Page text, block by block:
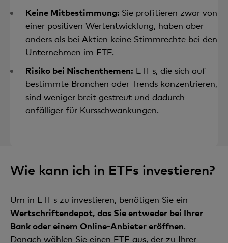
Keine Mitbestimmung: Sie profitieren zwar von
einer positiven Wertentwicklung, haben aber
anders als bei Aktien keine Stimmrechte bei den
Unternehmen im ETF.
Risiko bei Nischenthemen: ETFs, die sich auf
bestimmte Branchen oder Trends konzentrieren,
sind weniger breit gestreut und dadurch
anfälliger für Kursschwankungen.
Wie kann ich in ETFs investieren?
Um in ETFs zu investieren, benötigen Sie ein
Wertschriftendepot, das Sie entweder bei Ihrer
Bank oder einem Online-Anbieter eröffnen.
Danach wählen Sie einen ETF aus, der zu Ihrer